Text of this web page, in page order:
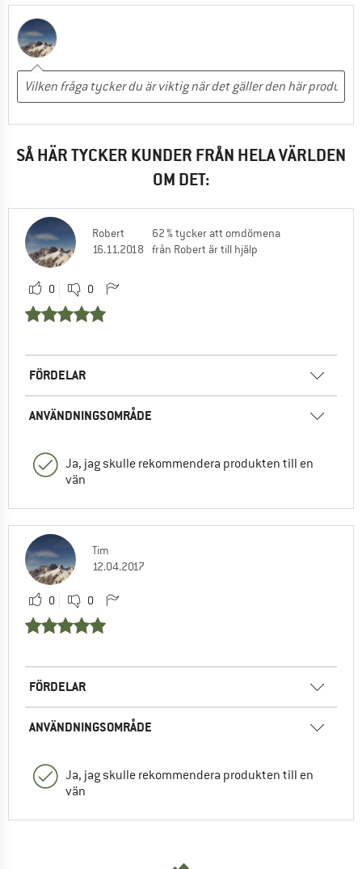
SÅ HÄR TYCKER KUNDER FRÅN HELA VÄRLDEN
OM DET:
Robert
16.11.2018
62 % tycker att omdömena
från Robert är till hjälp
0 0
FÖRDELAR
ANVÄNDNINGSOMRÅDE
Ja, jag skulle rekommendera produkten till en
vän
Tim
12.04.2017
0 0
FÖRDELAR
ANVÄNDNINGSOMRÅDE
Ja, jag skulle rekommendera produkten till en
vän